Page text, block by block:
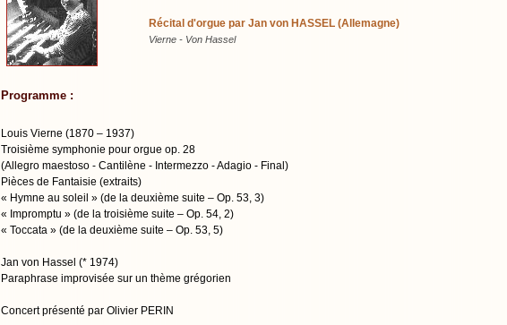
Récital d'orgue par Jan von HASSEL (Allemagne)
Vierne - Von Hassel
Programme :
Louis Vierne (1870 – 1937)
Troisième symphonie pour orgue op. 28
(Allegro maestoso - Cantilène - Intermezzo - Adagio - Final)
Pièces de Fantaisie (extraits)
« Hymne au soleil » (de la deuxième suite – Op. 53, 3)
« Impromptu » (de la troisième suite – Op. 54, 2)
« Toccata » (de la deuxième suite – Op. 53, 5)
Jan von Hassel (* 1974)
Paraphrase improvisée sur un thème grégorien
Concert présenté par Olivier PERIN